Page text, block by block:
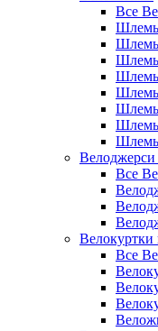
Все
Шлемы
Шлемы
Шлемы
Все
Все